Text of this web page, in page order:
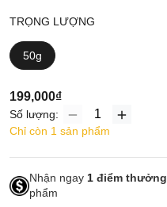
TRỌNG LƯỢNG
50g
199,000₫
Chỉ còn 1 sản phẩm
Số lượng:
Nhận ngay 1 điểm thưởng
phẩm